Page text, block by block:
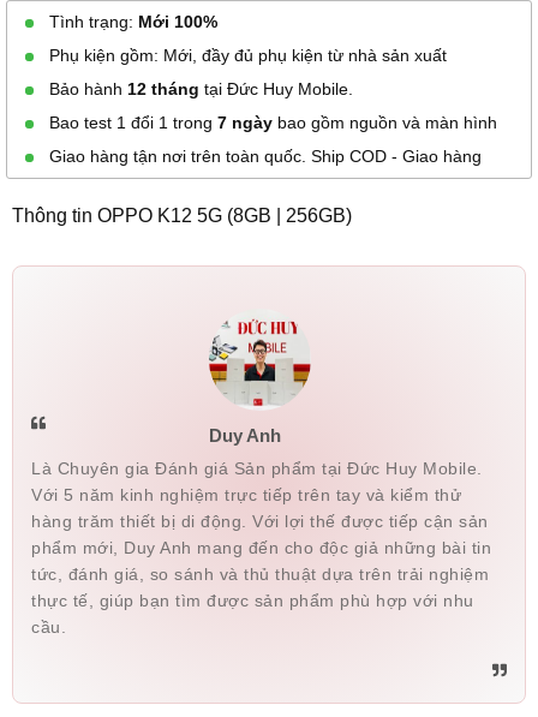
Lưu Trung Thắng
Thế Dy 070231xxxx 14:51 08/08/2026
Minh Luân 089844xxxx 14:21 08/08/2026
Minh Luân 089844xxxx 13:55 08/08/2026
Ngoan Nguyen 035758xxxx 13:17 08/08/2026
Ngoan Nguyen 035758xxxx 13:16 08/08/2026
034961xxxx
090903xxxx
034961xxxx
Nguyen Xuân quyen094426xxxx 10:47 08/08/2026
Phan dũng hải 090855xxxx 10:17 08/08/2026
Lê sơn 098918xxxx 06:52 08/08/2026
Tình trạng: Mới 100%
Phụ kiện gồm: Mới, đầy đủ phụ kiện từ nhà sản xuất
Bảo hành 12 tháng tại Đức Huy Mobile.
Bao test 1 đổi 1 trong 7 ngày bao gồm nguồn và màn hình
Giao hàng tận nơi trên toàn quốc. Ship COD - Giao hàng
Thông tin OPPO K12 5G (8GB | 256GB)
Duy Anh
Là Chuyên gia Đánh giá Sản phẩm tại Đức Huy Mobile.
Với 5 năm kinh nghiệm trực tiếp trên tay và kiểm thử
hàng trăm thiết bị di động. Với lợi thế được tiếp cận sản
phẩm mới, Duy Anh mang đến cho độc giả những bài tin
tức, đánh giá, so sánh và thủ thuật dựa trên trải nghiệm
thực tế, giúp bạn tìm được sản phẩm phù hợp với nhu
cầu.